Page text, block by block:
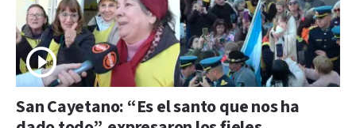
San Cayetano: “Es el santo que nos ha